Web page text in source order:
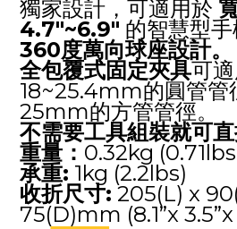
獨家設計，可適用於
4.7"~6.9" 的智慧型手
360度萬向球座設計。
全包覆式固定夾具可
18~25.4mm的圓管管
25mm的方管管徑。
不需要工具組裝就可
重量： 0.32kg
承重: 1kg (2.2lbs)
收折尺寸: 205(L) x
75(D)mm (8.1”x 3.5”x